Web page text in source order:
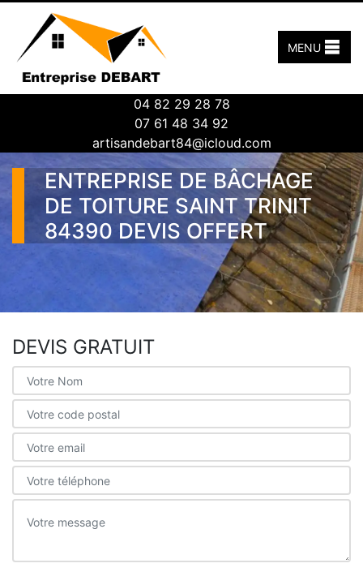
04 82 29 28 78
07 61 48 34 92
artisandebart84@icloud.com
MENU
ENTREPRISE DE BÂCHAGE
DE TOITURE SAINT TRINIT
84390 DEVIS OFFERT
DEVIS GRATUIT